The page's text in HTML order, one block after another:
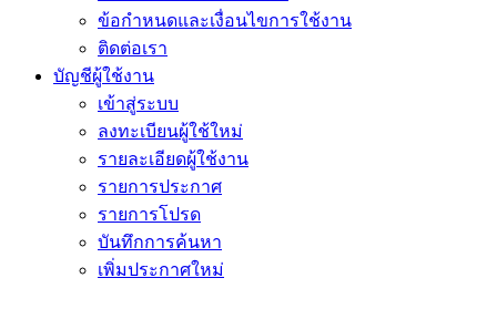
ข้อกำหนดและเงื่อนไขการใช้งาน
ติดต่อเรา
บัญชีผู้ใช้งาน
เข้าสู่ระบบ
ลงทะเบียนผู้ใช้ใหม่
รายละเอียดผู้ใช้งาน
รายการประกาศ
รายการโปรด
บันทึกการค้นหา
เพิ่มประกาศใหม่